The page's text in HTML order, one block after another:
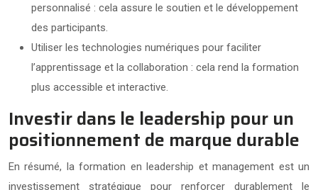
personnalisé : cela assure le soutien et le développement
des participants.
Utiliser les technologies numériques pour faciliter
l’apprentissage et la collaboration : cela rend la formation
plus accessible et interactive.
Investir dans le leadership pour un
positionnement de marque durable
En résumé, la formation en leadership et management est un
investissement stratégique pour renforcer durablement le